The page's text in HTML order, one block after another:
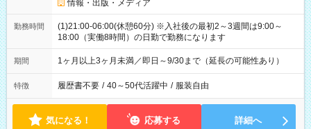
情報・出版・メディア
勤務時間
(1)21:00-06:00(休憩60分) ※入社後の最初2～3週間は9:00～
18:00（実働8時間）の日勤で勤務になります
期間 1ヶ月以上3ヶ月未満／即日～9/30まで（延長の可能性あり）
特徴 履歴書不要 / 40～50代活躍中 / 服装自由
気になる！ 応募する 詳細へ